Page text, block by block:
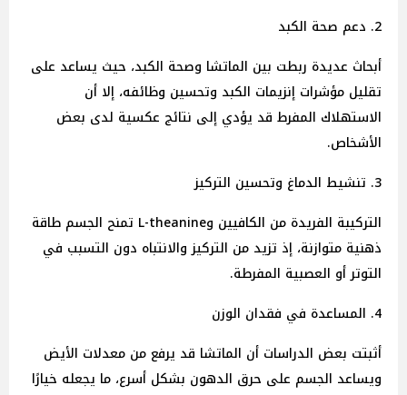
2. دعم صحة الكبد
أبحاث عديدة ربطت بين الماتشا وصحة الكبد، حيث يساعد على
تقليل مؤشرات إنزيمات الكبد وتحسين وظائفه، إلا أن
الاستهلاك المفرط قد يؤدي إلى نتائج عكسية لدى بعض
الأشخاص.
3. تنشيط الدماغ وتحسين التركيز
التركيبة الفريدة من الكافيين وL-theanine تمنح الجسم طاقة
ذهنية متوازنة، إذ تزيد من التركيز والانتباه دون التسبب في
التوتر أو العصبية المفرطة.
4. المساعدة في فقدان الوزن
أثبتت بعض الدراسات أن الماتشا قد يرفع من معدلات الأيض
ويساعد الجسم على حرق الدهون بشكل أسرع، ما يجعله خيارًا